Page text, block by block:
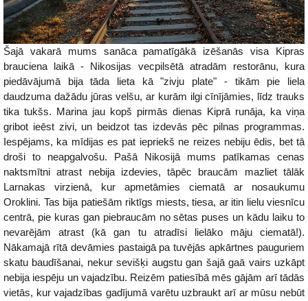
Šajā vakarā mums sanāca pamatīgākā izēšanās visa Kipras
brauciena laikā - Nikosijas vecpilsētā atradām restorānu, kura
piedāvājumā bija tāda lieta kā "zivju plate" - tikām pie liela
daudzuma dažādu jūras velšu, ar kurām ilgi cīnījāmies, līdz trauks
tika tukšs. Marina jau kopš pirmās dienas Kiprā runāja, ka viņa
gribot ieēst zivi, un beidzot tas izdevās pēc pilnas programmas.
Iespējams, ka mīdijas es pat iepriekš ne reizes nebiju ēdis, bet tā
droši to neapgalvošu. Pašā Nikosijā mums patīkamas cenas
naktsmītni atrast nebija izdevies, tāpēc braucām mazliet tālāk
Larnakas virzienā, kur apmetāmies ciematā ar nosaukumu
Oroklini. Tas bija patiešām riktīgs miests, tiesa, ar itin lielu viesnīcu
centrā, pie kuras gan piebraucām no sētas puses un kādu laiku to
nevarējām atrast (kā gan tu atradīsi lielāko māju ciematā!).
Nākamajā rītā devāmies pastaigā pa tuvējās apkārtnes pauguriem
skatu baudīšanai, nekur sevišķi augstu gan šajā gaā vairs uzkāpt
nebija iespēju un vajadzību. Reizēm patiesībā mēs gājām arī tādās
vietās, kur vajadzības gadījumā varētu uzbraukt arī ar mūsu nebūt